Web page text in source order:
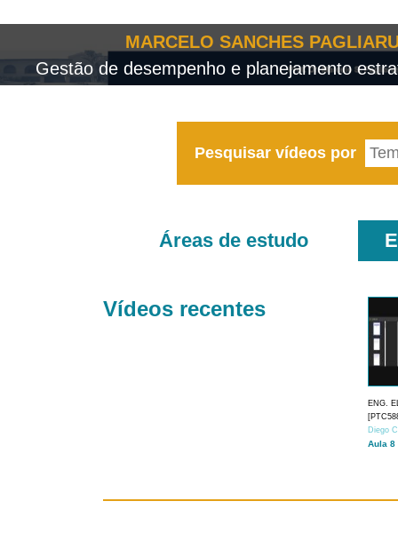
MARCELO SANCHES
Gestão de desempenho e planejamento
Pesquisar vídeos por
Áreas de estudo
Vídeos recentes
ENG.
Diego
Aula 8